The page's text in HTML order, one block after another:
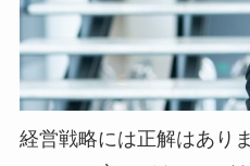
経営戦略には正解はあり